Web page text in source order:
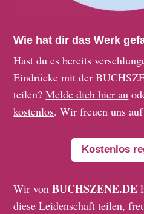
Wie hat dir das Werk
Hast du es bereits
Eindrücke mit der
teilen?Melde dich hier an
kostenlos. Wir freuen uns
Kostenlos
Wir vonBUCHSZENE.DE
diese Leidenschaft teilen,